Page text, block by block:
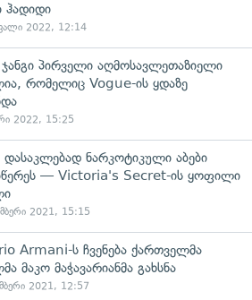
ჰადიდი
2022, 12:14
პირველი აღმოსავლეთაზიელი
რომელიც Vogue-ის ყდაზე
2022, 15:25
დასაკლებად ნარკოტიკული აბები
— Victoria's Secret-ის ყოფილი
2021, 15:15
Armani-ს ჩვენება ქართველმა
მაკო მაჭავარიანმა გახსნა
2021, 12:57